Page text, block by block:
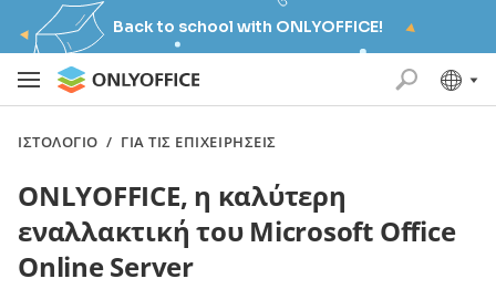
Back to school with ONLYOFFICE!
ΙΣΤΟΛΌΓΙΟ / ΓΙΑ ΤΙΣ ΕΠΙΧΕΙΡΉΣΕΙΣ
ONLYOFFICE, η καλύτερη
εναλλακτική του Microsoft Office
Online Server